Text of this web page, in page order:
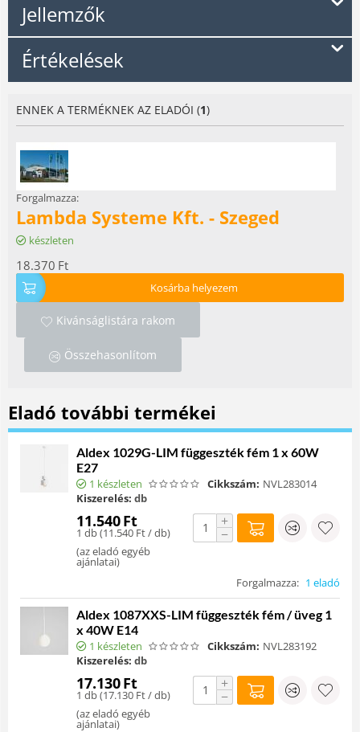
Jellemzők
Értékelések
ENNEK A TERMÉKNEK AZ ELADÓI (1)
Forgalmazza:
Lambda Systeme Kft. - Szeged
készleten
18.370 Ft
Kosárba helyezem
Kivánságlistára rakom
Összehasonlítom
Eladó további termékei
Aldex 1029G-LIM függeszték fém 1 x 60W
E27
1 készleten Cikkszám: NVL283014
Kiszerelés: db
11.540Ft
1 db (11.540 Ft/ db)
(az eladó egyéb
ajánlatai)
+
−
Forgalmazza: 1 eladó
Aldex 1087XXS-LIM függeszték fém / üveg 1
x 40W E14
1 készleten Cikkszám: NVL283192
Kiszerelés: db
17.130Ft
1 db (17.130 Ft/ db)
(az eladó egyéb
ajánlatai)
+
−